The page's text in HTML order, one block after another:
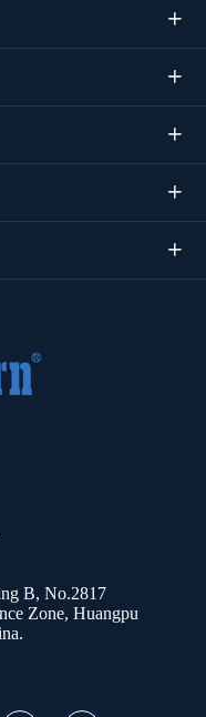





B, No.2817
Zone, Huangpu